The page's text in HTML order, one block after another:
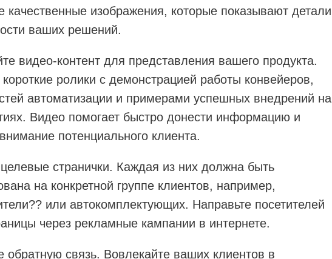
качественные изображения, которые показывают детали
ваших решений.
видео-контент для представления вашего продукта.
ролики с демонстрацией работы конвейеров,
автоматизации и примерами успешных внедрений на
Видео помогает быстро донести информацию и
потенциального клиента.
странички. Каждая из них должна быть
на конкретной группе клиентов, например,
или автокомплектующих. Направьте посетителей
через рекламные кампании в интернете.
обратную связь. Вовлекайте ваших клиентов в